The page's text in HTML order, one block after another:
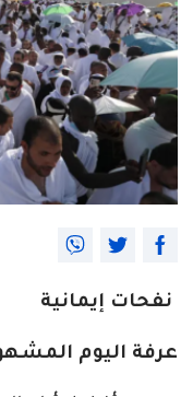
نفحات إيمانية
عرفة اليوم